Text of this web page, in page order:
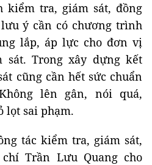
kiểm tra, giám sát, đồng
ý cần có chương trình
lắp, áp lực cho đơn vị
sát. Trong xây dựng kết
cũng cần hết sức chuẩn
lên gân, nói quá,
lọt sai phạm.
tác kiểm tra, giám sát,
Trần Lưu Quang cho